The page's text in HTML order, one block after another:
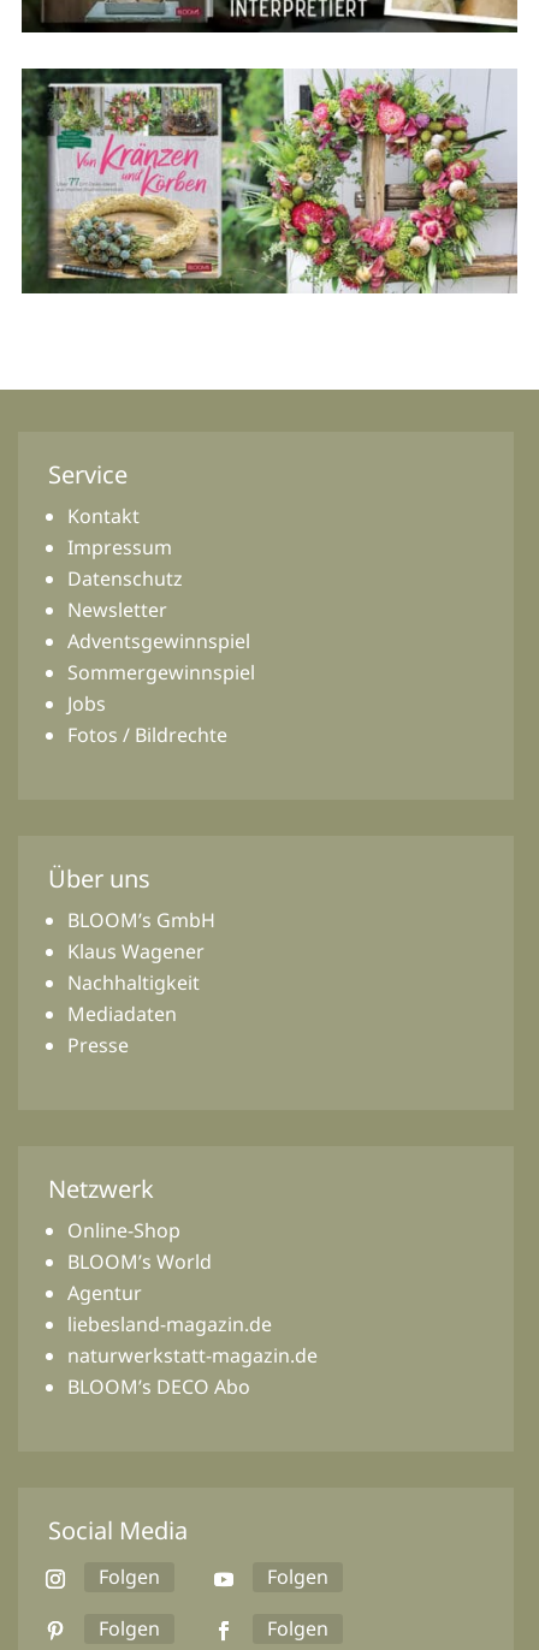
Service
Kontakt
Impressum
Datenschutz
Newsletter
Adventsgewinnspiel
Sommergewinnspiel
Jobs
Fotos / Bildrechte
Über uns
BLOOM’s GmbH
Klaus Wagener
Nachhaltigkeit
Mediadaten
Presse
Netzwerk
Online-Shop
BLOOM’s World
Agentur
liebesland-magazin.de
naturwerkstatt-magazin.de
BLOOM’s DECO Abo
Social Media
Folgen
Folgen
Folgen
Folgen